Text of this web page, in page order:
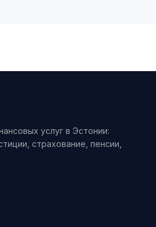
услуг в Эстонии:
страхование, пенсии,